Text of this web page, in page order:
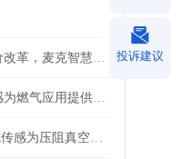
客户案例丨农业水价改革，麦克智慧农业用水应用案例来了
项目案例丨麦克传感为燃气应用提供专业监测产品
麦克项目案例 | 麦克传感为压阻真空计提供精准压力监测
投诉建议